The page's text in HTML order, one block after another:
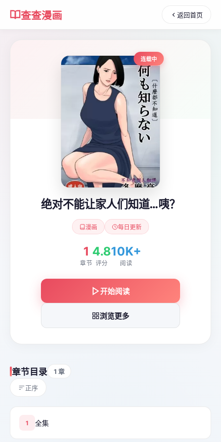
查查漫画 返回首页
连载中
绝对不能让家人们知道…咦？
漫画 每日更新
1
章节
4.8
评分
10K+
阅读
开始阅读
浏览更多
章节目录 1 章
正序
1 全集